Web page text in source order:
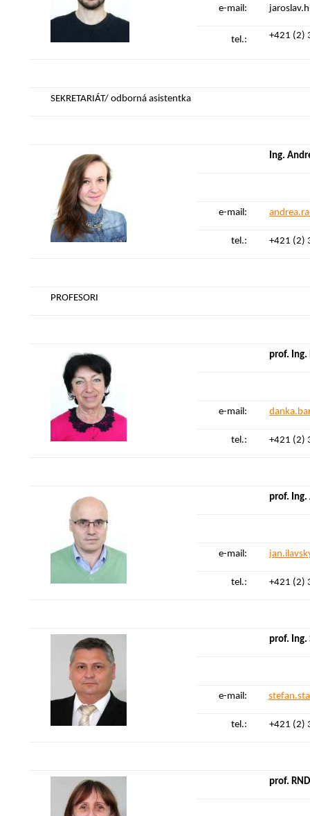
e-mail:
tel.: +421 (2)
SEKRETARIÁT/ odborná asistentka
Ing.
e-mail:
tel.: +421 (2)
PROFESORI
prof. Ing.
e-mail:
tel.: +421 (2)
prof. Ing.
e-mail:
tel.: +421 (2)
prof. Ing.
e-mail:
tel.: +421 (2)
prof.